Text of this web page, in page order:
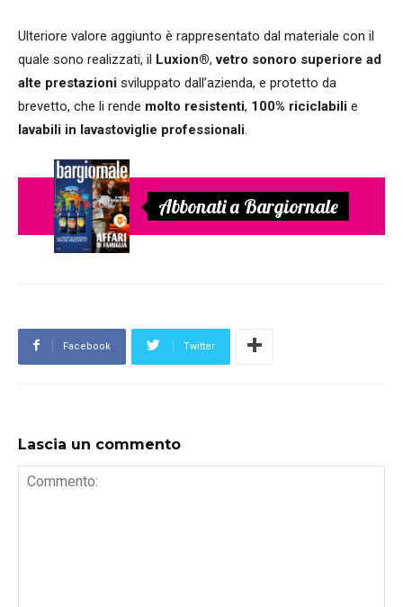
Ulteriore valore aggiunto è rappresentato dal materiale con il
quale sono realizzati, il Luxion®,vetro sonoro superiore ad
alte prestazioni sviluppato dall’azienda, e protetto da
brevetto, che li rende molto resistenti, 100% riciclabili e
lavabili in lavastoviglie professionali.
Abbonati a Bargiornale
Facebook Twitter
Lascia un commento